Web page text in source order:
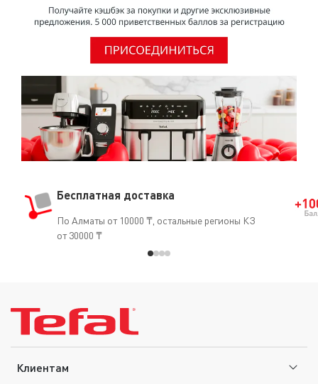
здравоохранения) отнесла ПТФЭ к группе 3 [Том 19, 288
(1979) и Дополнение 7.70 (1987)], признав, что он не
является канцерогеном для человека.О том, что ПТФЭ
безопасен для использования, свидетельствует и тот
факт, что он часто применяется в медицине
(кардиостимуляторы, искусственные артерии, протезы
и т.д.).
Бесплатная доставка
По Алматы от 10000 ₸, остальные регионы КЗ
от 30000 ₸
Клиентам